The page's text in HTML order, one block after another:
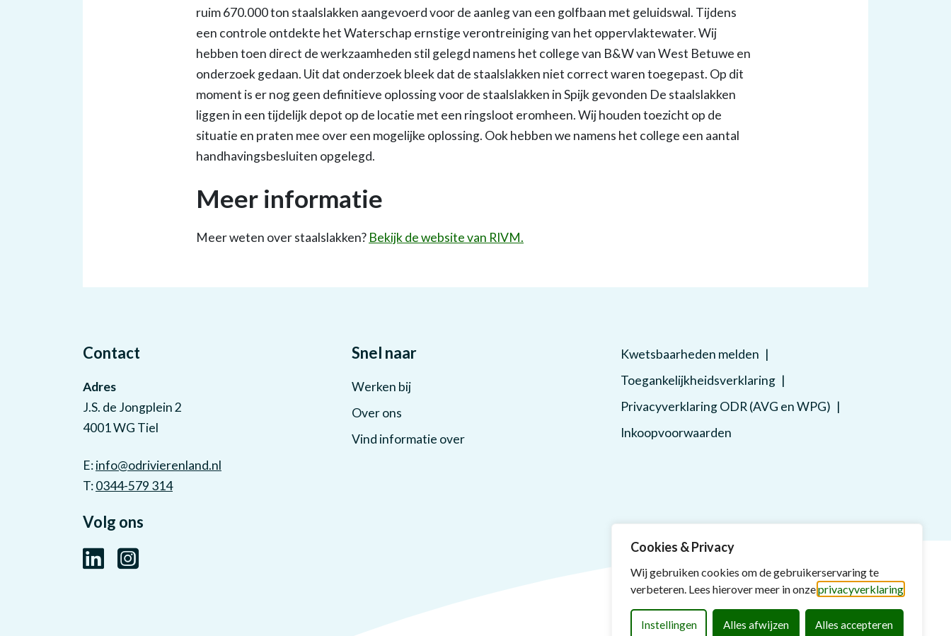
Cookies & Privacy
Wij gebruiken cookies om de gebruikerservaring te
verbeteren. Lees hierover meer in onzeprivacyverklaring
Instellingen Alles afwijzen Alles accepteren
ruim 670.000 ton staalslakken aangevoerd voor de aanleg van een golfbaan met geluidswal. Tijdens
een controle ontdekte het Waterschap ernstige verontreiniging van het oppervlaktewater. Wij
hebben toen direct de werkzaamheden stil gelegd namens het college van B&W van West Betuwe en
onderzoek gedaan. Uit dat onderzoek bleek dat de staalslakken niet correct waren toegepast. Op dit
moment is er nog geen definitieve oplossing voor de staalslakken in Spijk gevonden De staalslakken
liggen in een tijdelijk depot op de locatie met een ringsloot eromheen. Wij houden toezicht op de
situatie en praten mee over een mogelijke oplossing. Ook hebben we namens het college een aantal
handhavingsbesluiten opgelegd.
Meer informatie
Meer weten over staalslakken? Bekijk de website van RIVM.
Contact
Adres
J.S. de Jongplein 2
4001 WG Tiel
E:info@odrivierenland.nl
T:0344-579 314
Volg ons
Snel naar
Werken bij
Over ons
Vind informatie over
Kwetsbaarheden melden
Toegankelijkheidsverklaring
Privacyverklaring ODR (AVG en WPG)
Inkoopvoorwaarden